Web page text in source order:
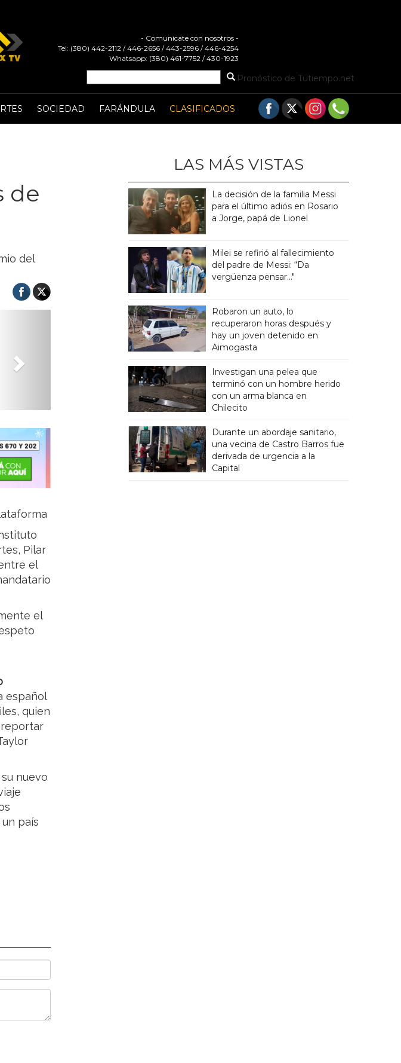
- Comunicate con nosotros -
Tel: (380) 442-2112 / 446-2656 / 443-2596 / 446-4254
Whatsapp: (380) 461-7752 / 430-1923
Pronóstico de Tutiempo.net
SOCIEDAD FARÁNDULA CLASIFICADOS
de
del
Pilar
el
el
español
quien
nuevo
país
LAS MÁS VISTAS
La decisión de la familia Messi
para el último adiós en Rosario
a Jorge, papá de Lionel
Milei se refirió al fallecimiento
del padre de Messi: “Da
vergüenza pensar..."
Robaron un auto, lo
recuperaron horas después y
hay un joven detenido en
Aimogasta
Investigan una pelea que
terminó con un hombre herido
con un arma blanca en
Chilecito
Durante un abordaje sanitario,
una vecina de Castro Barros fue
derivada de urgencia a la
Capital